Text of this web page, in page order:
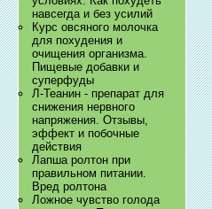
навсегда и без усилий
Курс овсяного молочка
для похудения и
очищения организма.
Пищевые добавки и
суперфуды
Л-Теанин - препарат для
снижения нервного
напряжения. Отзывы,
эффект и побочные
действия
Лапша ролтон при
правильном питании.
Вред ролтона
Ложное чувство голода